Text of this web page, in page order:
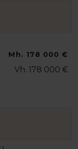
Mh. 178 000 €
Vh. 178 000 €